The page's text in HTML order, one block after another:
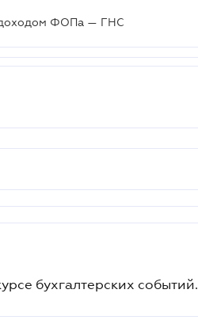
доходом ФОПа — ГНС
бухгалтерских событий.